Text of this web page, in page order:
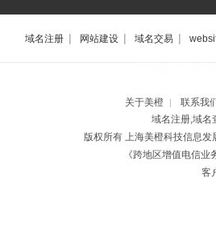
域名注册 | 网站建设 | 域名交易 |
关于美橙 |
联系我
域名注册,域名
版权所有 上海美橙科技信息
《跨地区增值电信
客